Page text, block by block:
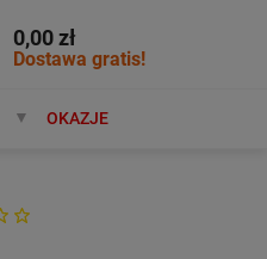
0,00 zł
Dostawa gratis!
MARKIOKAZJE